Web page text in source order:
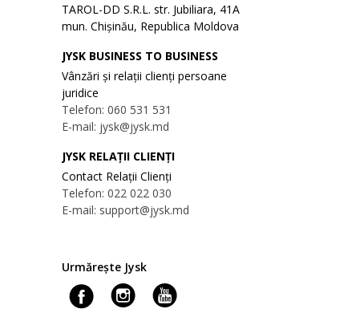
TAROL-DD S.R.L. str. Jubiliara, 41A
mun. Chișinău, Republica Moldova
JYSK BUSINESS TO BUSINESS
Vânzări și relații clienți persoane
juridice
Telefon: 060 531 531
E-mail: jysk@jysk.md
JYSK RELAȚII CLIENȚI
Contact Relații Clienți
Telefon: 022 022 030
E-mail: support@jysk.md
Urmărește Jysk